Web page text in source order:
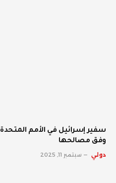
سفير إسرائيل في الأمم
وفق مصالحها
دولي سبتمبر 11, 2025